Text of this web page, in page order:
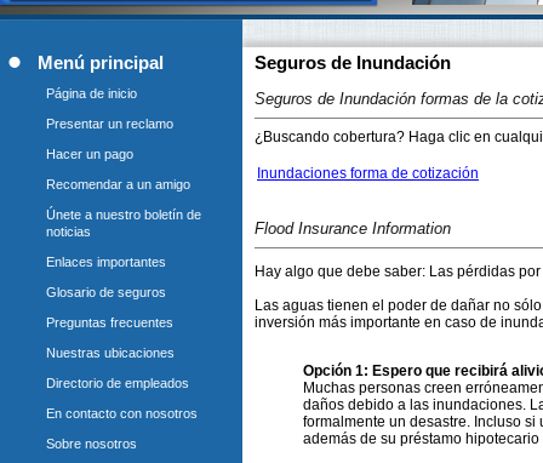
Menú principal
Página de inicio
Presentar un reclamo
Hacer un pago
Recomendar a un amigo
Únete a nuestro boletín de
noticias
Enlaces importantes
Glosario de seguros
Preguntas frecuentes
Nuestras ubicaciones
Directorio de empleados
En contacto con nosotros
Sobre nosotros
Seguros de Inundación
Seguros de Inundación formas de la
¿Buscando cobertura? Haga clic en
Inundaciones forma de cotización
Flood Insurance Information
Hay algo que debe saber: Las pérdidas
Las aguas tienen el poder de dañar no
inversión más importante en caso de
Opción 1: Espero que recibirá
Muchas personas creen
daños debido a las inundaciones.
formalmente un desastre. Incluso
además de su préstamo